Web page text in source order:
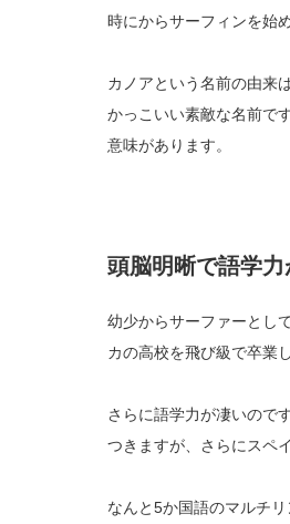
時にからサーフィンを始
カノアという名前の由来
かっこいい素敵な名前で
意味があります。
頭脳明晰で語学力
幼少からサーファーとし
カの高校を飛び級で卒業
さらに語学力が凄いので
つきますが、さらにスペ
なんと5か国語のマルチ